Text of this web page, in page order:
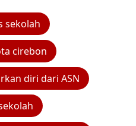
sekolah
cirebon
diri dari ASN